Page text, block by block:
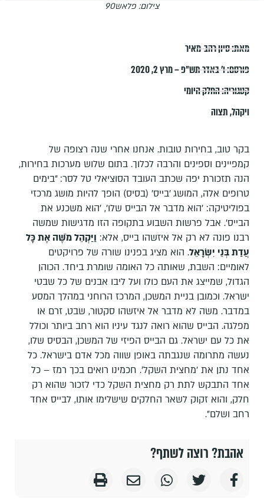
צילום: פלאש90
מאת:סיון רהב-מאיר
פורסם:ו׳ באדר תש״פ – מרץ 2, 2020
קטגוריה:החלק היומי
ויקהל,תצוה
בקר טוב, בחירות טובות. אנחנו אחרי שנה רצופה של
קמפיינים וספינים והרבה לכלוך. בתום שלוש מערכות בחירות,
הנה תזכורת יפה שכתב העובד הסוציאלי טל לסר: "בימים
טרופים אלה, המושג 'בייס' (בסיס) הופך להיות מושג מרכזי
בפוליטיקה: 'הוא מדבר אל הבייס שלו', 'הוא משכנע את
הבייס'. אבל פרשות השבוע בתקופה הזו מדגישות שמשה
רבנו פונה לא רק אל איזשהו בייס, אלא: וַיַּקְהֵל מֹשֶׁה אֶת כָּל
עֲדַת בְּנֵי יִשְׂרָאֵל. הוא מציג בפנינו שורה של פרויקטים
לאומיים: השבת, שאותה כל האומה שומרת ביחד. הכוהן
הגדול, שמייצג את העם כולו ועל ליבו אבנים של כל שבטי
ישראל. וכמובן בניית המשכן, המרכז הרוחני במהלך המסע
במדבר. משה לא מדבר אל איזשהו סקטור, שבט, זרם או
מפלגה. הבייס שהוא רואה לנגד עיניו הוא רחב ביותר וכולל
את כל עם ישראל. גם הבייס הפיזי של המשכן, הבסיס שלו,
נעשה מתרומה שנגבתה באופן שווה מכל אדם בישראל. כל
אחד נתן את 'מחצית השקל'. חכמינו רואים בכך רמז – כל
אחד התבקש לתת רק מחצית השקל כדי לזכור שהוא רק
חלק, והוא זקוק לשאר החלקים שישלימו אותו, לבייס אחד
רחב ושלם".
אהבת? רוצה לשתף?